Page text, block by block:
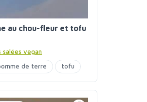
au chou-fleur et tofu
salées vegan
de terre tofu